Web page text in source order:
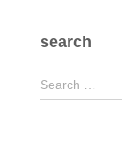
search
S
e
Search …